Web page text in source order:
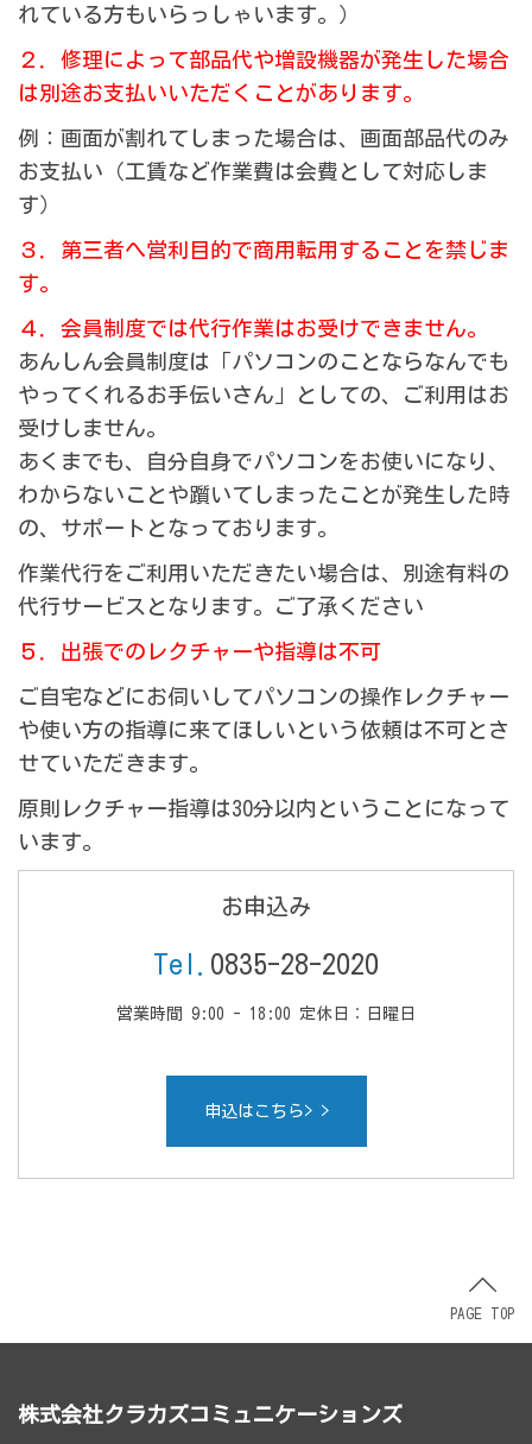
れている方もいらっしゃいます。）
２．修理によって部品代や増設機器が発生した場合
は別途お支払いいただくことがあります。
例：画面が割れてしまった場合は、画面部品代のみ
お支払い（工賃など作業費は会費として対応しま
す）
３．第三者へ営利目的で商用転用することを禁じま
す。
４．会員制度では代行作業はお受けできません。
あんしん会員制度は「パソコンのことならなんでも
やってくれるお手伝いさん」としての、ご利用はお
受けしません。
あくまでも、自分自身でパソコンをお使いになり、
わからないことや躓いてしまったことが発生した時
の、サポートとなっております。
作業代行をご利用いただきたい場合は、別途有料の
代行サービスとなります。ご了承ください
５．出張でのレクチャーや指導は不可
ご自宅などにお伺いしてパソコンの操作レクチャー
や使い方の指導に来てほしいという依頼は不可とさ
せていただきます。
原則レクチャー指導は30分以内ということになって
います。
お申込み
Tel. 0835-28-2020
営業時間 9:00 - 18:00 定休日：日曜日
申込はこちら> >
PAGE TOP
株式会社クラカズコミュニケーションズ